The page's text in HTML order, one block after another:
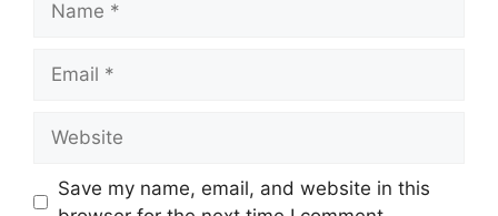
Save my name, email, and website in this